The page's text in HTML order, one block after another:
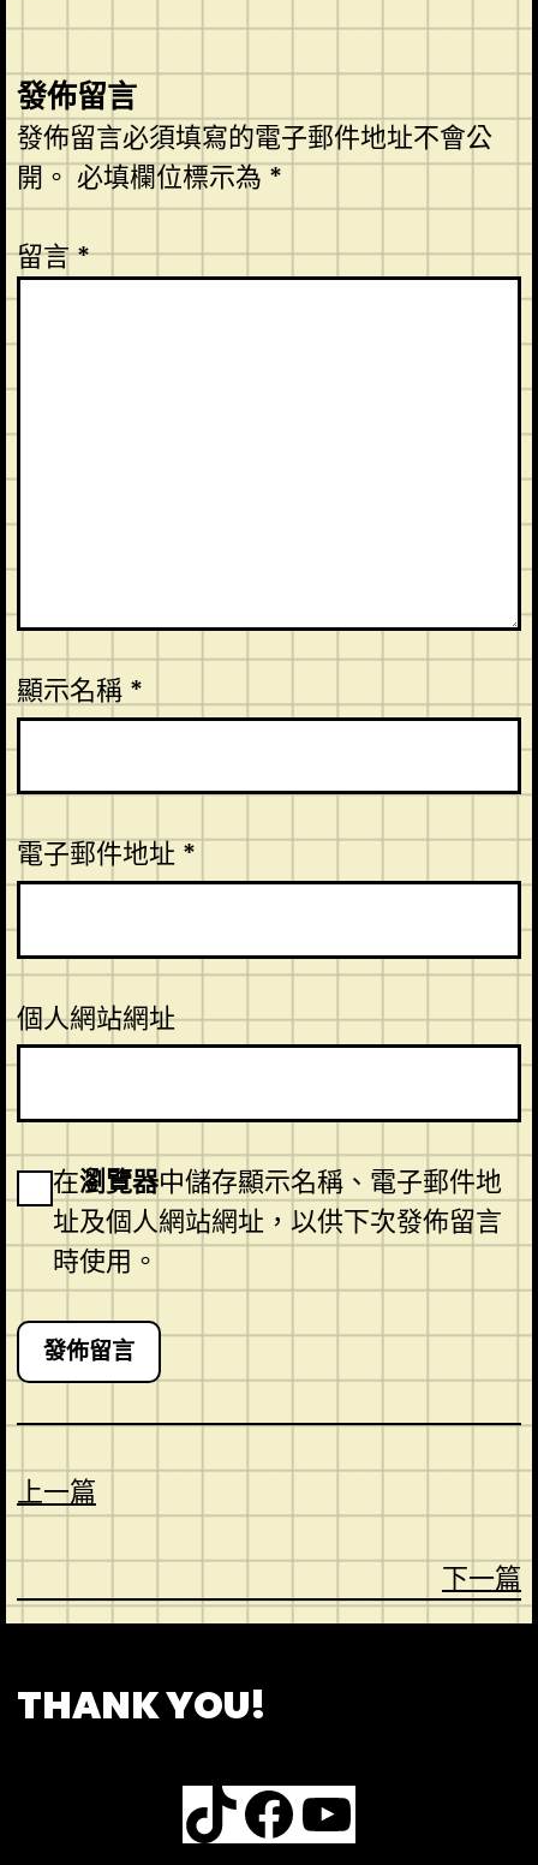
發佈留言
發佈留言必須填寫的電子郵件地址不會公
開。必填欄位標示為*
留言*
顯示名稱 *
電子郵件地址 *
個人網站網址
在瀏覽器中儲存顯示名稱、電子郵件地
址及個人網站網址，以供下次發佈留言
時使用。
上一篇
下一篇
THANK YOU!
TikTok Facebook YouTube